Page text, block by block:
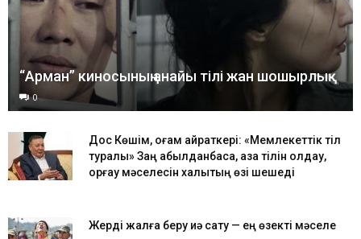
“Арман” киносының анайы тілі жан шошырлық
0
Дос Көшім, қоғам қайраткері: «Мемлекеттік тіл
туралы» Заң қабылданбаса, қазақ тілін қолдау,
қорғау мәселесін халықтың өзі шешеді
Жерді жалға беру иә сату — ең өзекті мәселе